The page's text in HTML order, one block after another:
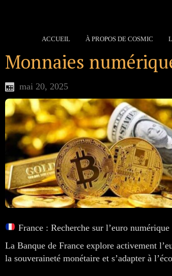
ACCUEIL À PROPOS DE COSMIC
Monnaies
mai 20, 2025
France : Recherche sur l’euro numérique
La Banque de France explore activement
la souveraineté monétaire et s’adapter à